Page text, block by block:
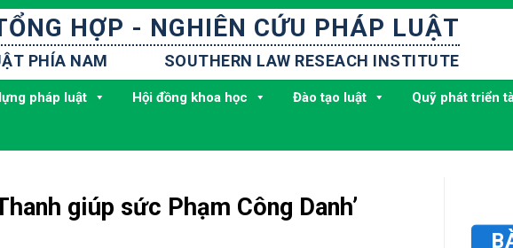
HỢP - NGHIÊN CỨU PHÁP LUẬT
PHÍA NAM SOUTHERN LAW RESEACH INSTITUTE
pháp luật Hội đồng khoa học Đào tạo luật Quỹ phát triển
giúp sức Phạm Công Danh’